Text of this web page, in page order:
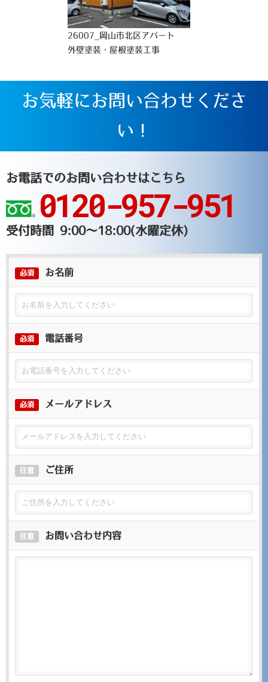
26007_岡山市北区アパート
外壁塗装・屋根塗装工事
お気軽にお問い合わせくださ
い！
お電話でのお問い合わせはこちら
0120-957-951
受付時間 9:00～18:00(水曜定休)
必須 お名前
必須 電話番号
必須 メールアドレス
任意 ご住所
任意 お問い合わせ内容